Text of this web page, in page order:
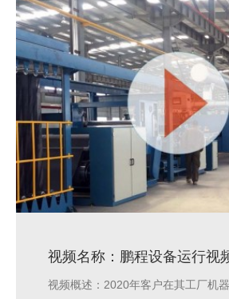
视频名称：鹏程设备运行视
视频概述：2020年客户在其工厂机